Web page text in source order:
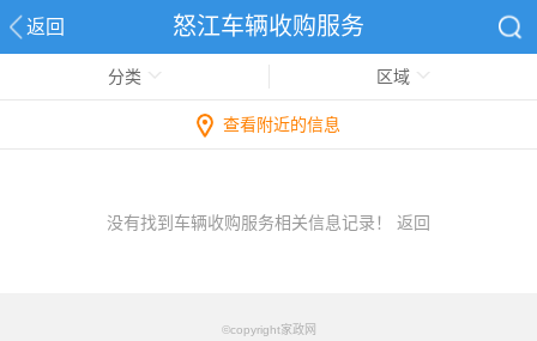
返回 怒江车辆收购服务
分类 区域
查看附近的信息
没有找到车辆收购服务相关信息记录！ 返回
©copyright家政网